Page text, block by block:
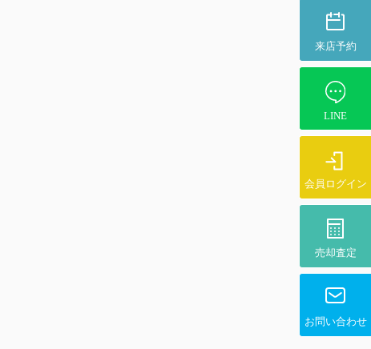
来店予約
LINE
会員ログイン
売却査定
お問い合わせ